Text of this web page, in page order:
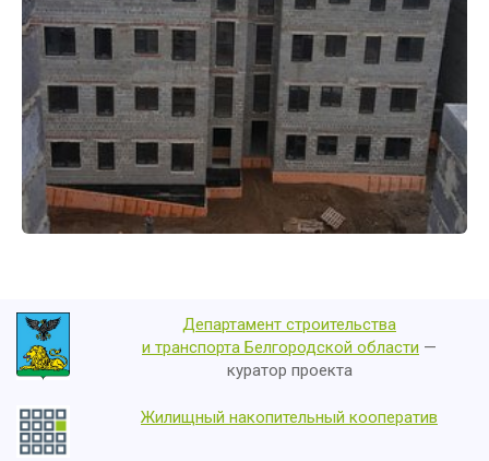
Департамент строительства
и транспорта Белгородской области —
куратор проекта
Жилищный накопительный кооператив